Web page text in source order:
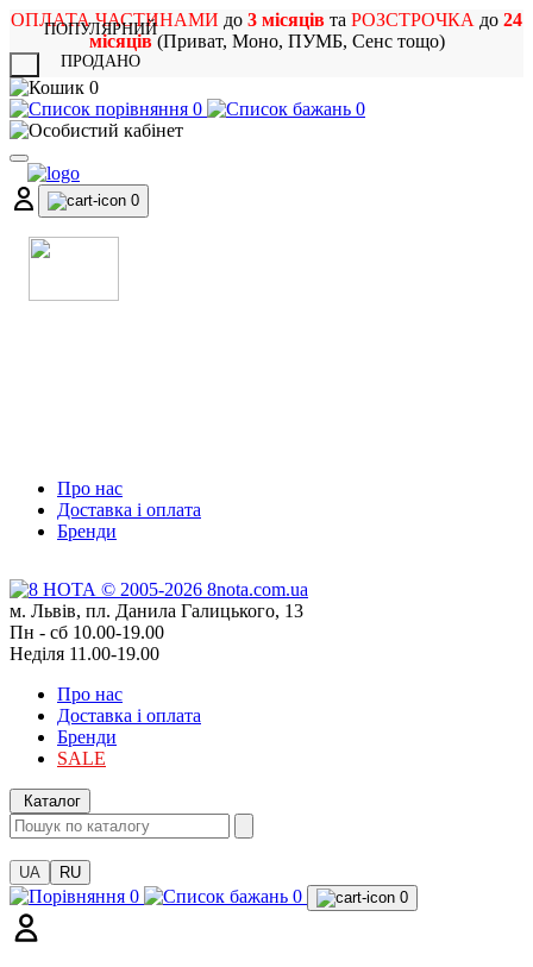
ОПЛАТА ЧАСТИНАМИ до 3 місяців та РОЗСТРОЧКА до 24
місяців(Приват, Моно, ПУМБ, Сенс тощо)
0
0
0
0
Про нас
Доставка і оплата
Бренди
м. Львів, пл. Данила Галицького, 13
Пн - сб 10.00-19.00
Неділя 11.00-19.00
Про нас
Доставка і оплата
Бренди
SALE
Каталог
UA RU
0 0 0
ПОПУЛЯРНИЙ
ПРОДАНО